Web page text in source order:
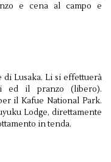
e cena al campo e
di Lusaka. Li si effettuerà
ed il pranzo (libero).
il Kafue National Park.
Lodge, direttamente
in tenda.